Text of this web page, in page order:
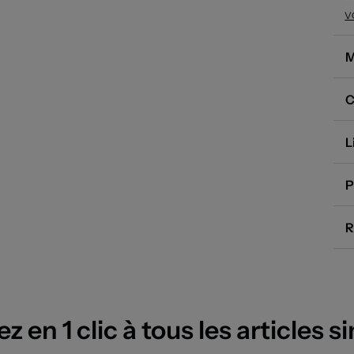
la
en 1 clic à tous les articles